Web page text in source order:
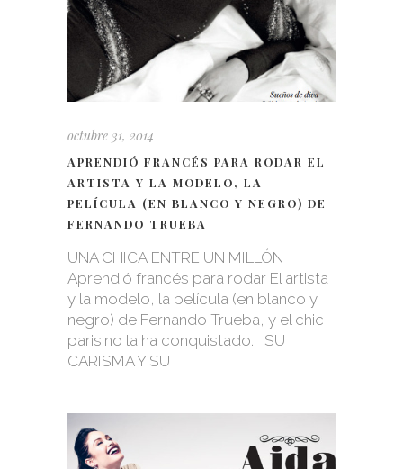
octubre 31, 2014
APRENDIÓ FRANCÉS PARA RODAR EL
ARTISTA Y LA MODELO, LA
PELÍCULA (EN BLANCO Y NEGRO) DE
FERNANDO TRUEBA
UNA CHICA ENTRE UN MILLÓN
Aprendió francés para rodar El artista
y la modelo, la película (en blanco y
negro) de Fernando Trueba, y el chic
parisino la ha conquistado. SU
CARISMA Y SU